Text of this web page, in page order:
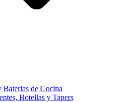
Baterias de Cocina
Botellas y Tapers